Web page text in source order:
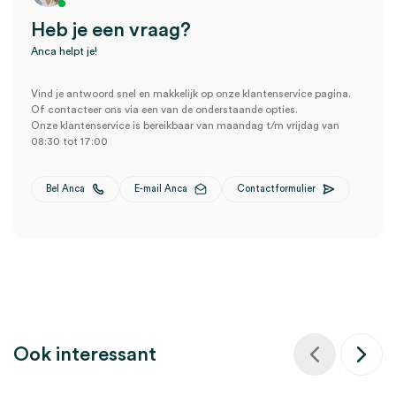
Heb je een vraag?
Anca helpt je!
Vind je antwoord snel en makkelijk op onze klantenservice pagina.
Of contacteer ons via een van de onderstaande opties.
Onze klantenservice is bereikbaar van maandag t/m vrijdag van
08:30 tot 17:00
Bel Anca E-mail Anca Contactformulier
Ook interessant